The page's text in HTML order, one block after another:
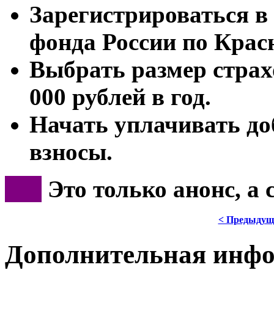
Зарегистрироваться
фонда России по
Выбрать размер
000 рублей в год.
Начать уплачивать
взносы.
Это только анонс, а
<
Дополнительная